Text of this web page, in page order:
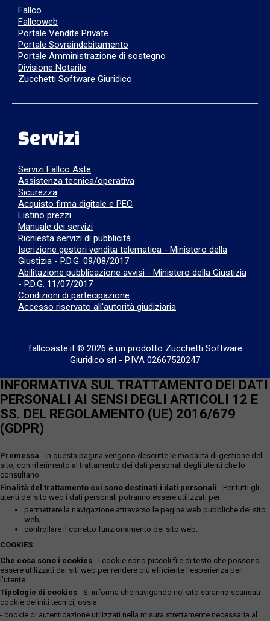
Fallco
Fallcoweb
Portale Vendite Private
Portale Sovraindebitamento
Portale Amministrazione di sostegno
Divisione Notarile
Zucchetti Software Giuridico
Servizi
Servizi Fallco Aste
Assistenza tecnica/operativa
Sicurezza
Acquisto firma digitale e PEC
Listino prezzi
Manuale dei servizi
Richiesta servizi di pubblicità
Iscrizione gestori vendita telematica - Ministero della
Giustizia - P.D.G. 09/08/2017
Abilitazione pubblicazione avvisi - Ministero della Giustizia
- P.D.G. 11/07/2017
Condizioni di partecipazione
Accesso riservato all'autorità giudiziaria
fallcoaste.it © 2026 è un prodotto Zucchetti Software
Giuridico srl - P.IVA 02667520247
INFORMATIVA SUL TRATTAMENTO DEI DATI
PERSONALI AI SENSI DEGLI ARTICOLI 12 E
SS. DEL REGOLAMENTO (UE) 2016/679
(GDPR)
Premessa - In questa pagina vengono descritte le modalità di gestione del
sito, con riferimento al trattamento dei dati personali degli utenti che lo
consultano.
Finalità del trattamento cui sono destinati i dati personali - Per tutti gli
utenti del sito web i dati personali potranno essere utilizzati per:
permettere la navigazione attraverso le pagine web pubbliche del sito
web;
controllare il corretto funzionamento del sito web.
COOKIES
Che cosa sono i cookies - I cookie sono piccoli file di testo che possono
essere utilizzati dai siti web per rendere più efficiente l'esperienza per
l'utente.
Tipologie di cookies - Si informa che navigando nel sito saranno scaricati
cookie definiti tecnici, ossia:
- cookie di autenticazione utilizzati nella misura strettamente necessaria al